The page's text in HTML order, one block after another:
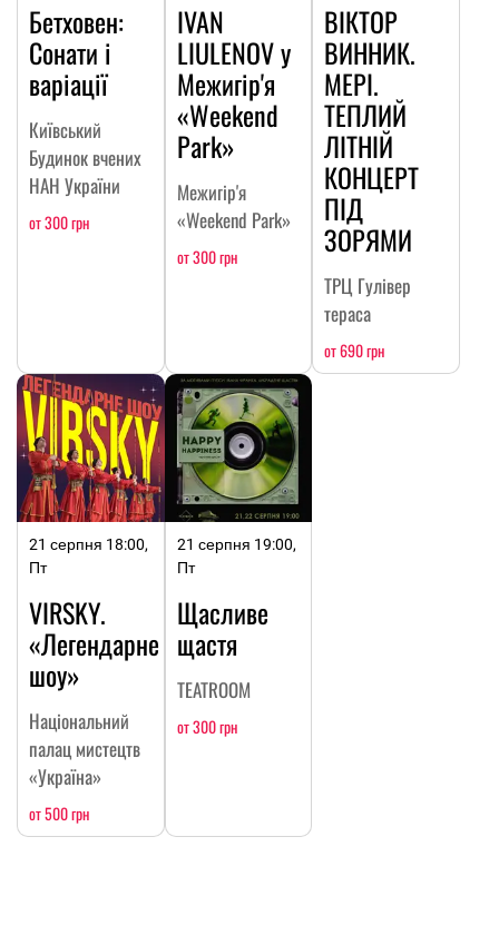
Бетховен:
Сонати і
варіації
Київський
Будинок вчених
НАН України
от 300 грн
IVAN
LIULENOV у
Межигір'я
«Weekend
Park»
Межигір'я
«Weekend Park»
от 300 грн
ВІКТОР
ВИННИК.
МЕРІ.
ТЕПЛИЙ
ЛІТНІЙ
КОНЦЕРТ
ПІД
ЗОРЯМИ
ТРЦ Гулівер
тераса
от 690 грн
21 серпня 18:00,
Пт
VIRSKY.
«Легендарне
шоу»
Національний
палац мистецтв
«Україна»
от 500 грн
21 серпня 19:00,
Пт
Щасливе
щастя
TEATROOM
от 300 грн